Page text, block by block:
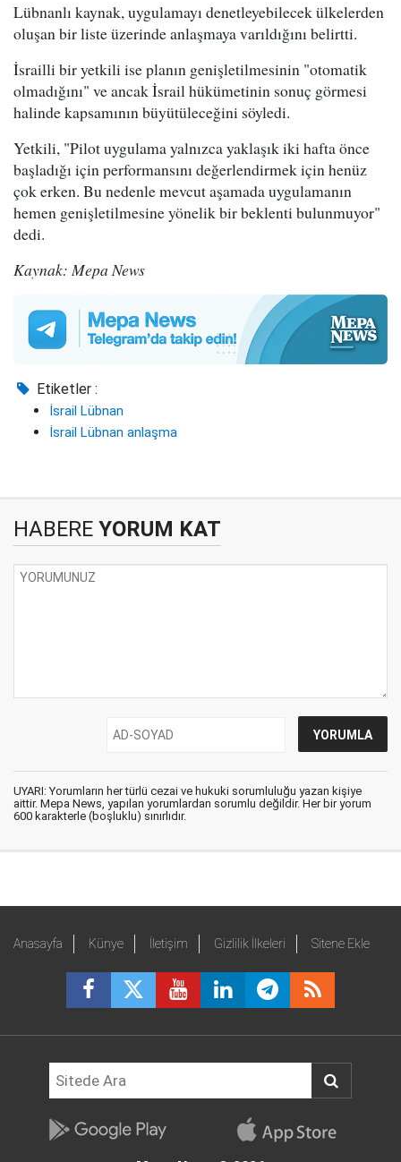
Lübnanlı kaynak, uygulamayı denetleyebilecek ülkelerden
oluşan bir liste üzerinde anlaşmaya varıldığını belirtti.
İsrailli bir yetkili ise planın genişletilmesinin "otomatik
olmadığını" ve ancak İsrail hükümetinin sonuç görmesi
halinde kapsamının büyütüleceğini söyledi.
Yetkili, "Pilot uygulama yalnızca yaklaşık iki hafta önce
başladığı için performansını değerlendirmek için henüz
çok erken. Bu nedenle mevcut aşamada uygulamanın
hemen genişletilmesine yönelik bir beklenti bulunmuyor"
dedi.
Kaynak: Mepa News
Etiketler :
İsrail Lübnan
İsrail Lübnan anlaşma
HABERE YORUM KAT
UYARI: Yorumların her türlü cezai ve hukuki sorumluluğu yazan kişiye
aittir. Mepa News, yapılan yorumlardan sorumlu değildir. Her bir yorum
600 karakterle (boşluklu) sınırlıdır.
Anasayfa Künye İletişim Gizlilik İlkeleri Sitene Ekle